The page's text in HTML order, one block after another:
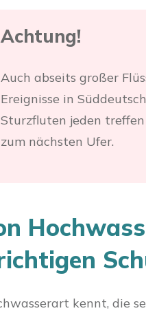
Achtung!
Auch abseits großer
Ereignisse in
Sturzfluten jeden
zum nächsten Ufer.
kennt, die